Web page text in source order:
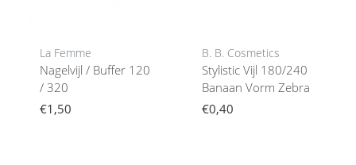
La Femme
Nagelvijl / Buffer 120
/ 320
€1,50
B. B. Cosmetics
Stylistic Vijl 180/240
Banaan Vorm Zebra
€0,40